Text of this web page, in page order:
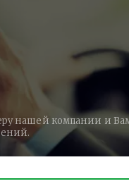
нашей компании и